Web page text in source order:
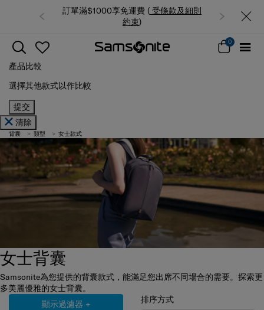
夏日限時優惠: 精選行李箱低至6折
受條款及細則
0
產品比較
選擇其他款式以作比較
提交
清除
背囊 類型 女士款式
女士背囊
Samsonite為您提供的背囊款式，能滿足您出席不同場合的需要。探索更
多美麗優雅的女士背囊。
顯示過濾器 + 排序方式